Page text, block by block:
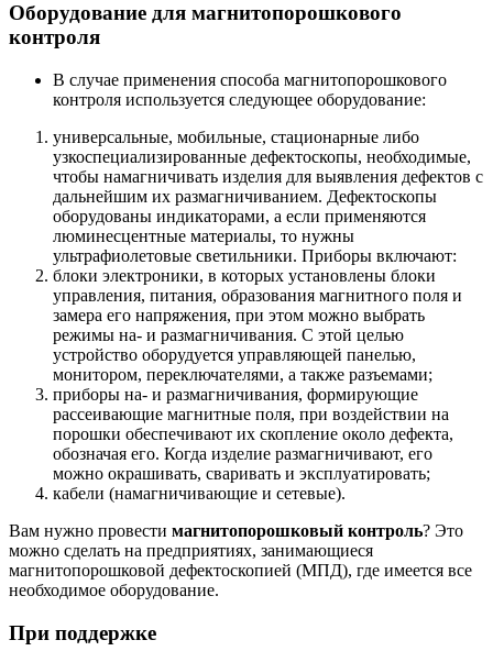
Оборудование для магнитопорошкового
контроля
В случае применения способа магнитопорошкового
контроля используется следующее оборудование:
универсальные, мобильные, стационарные либо
узкоспециализированные дефектоскопы, необходимые,
чтобы намагничивать изделия для выявления дефектов с
дальнейшим их размагничиванием. Дефектоскопы
оборудованы индикаторами, а если применяются
люминесцентные материалы, то нужны
ультрафиолетовые светильники. Приборы включают:
блоки электроники, в которых установлены блоки
управления, питания, образования магнитного поля и
замера его напряжения, при этом можно выбрать
режимы на- и размагничивания. С этой целью
устройство оборудуется управляющей панелью,
монитором, переключателями, а также разъемами;
приборы на- и размагничивания, формирующие
рассеивающие магнитные поля, при воздействии на
порошки обеспечивают их скопление около дефекта,
обозначая его. Когда изделие размагничивают, его
можно окрашивать, сваривать и эксплуатировать;
кабели (намагничивающие и сетевые).
Вам нужно провести магнитопорошковый контроль? Это
можно сделать на предприятиях, занимающиеся
магнитопорошковой дефектоскопией (МПД), где имеется все
необходимое оборудование.
При поддержке